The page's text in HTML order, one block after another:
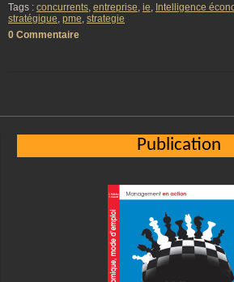
Tags : concurrents, entreprise, ie, Intelligence
stratégique, pme, strategie
0 Commentaire
Publication